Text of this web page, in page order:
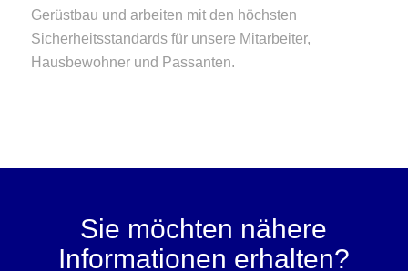
Gerüstbau und arbeiten mit den höchsten
Sicherheitsstandards für unsere Mitarbeiter,
Hausbewohner und Passanten.
Sie möchten nähere
Informationen erhalten?